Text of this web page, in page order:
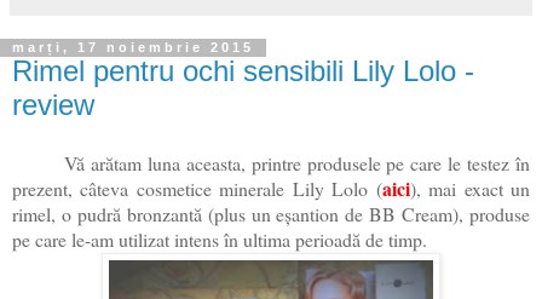
marți, 17 noiembrie 2015
Rimel pentru ochi sensibili Lily Lolo -
review
Vă arătam luna aceasta, printre produsele pe care le testez în
prezent, câteva cosmetice minerale Lily Lolo (aici), mai exact un
rimel, o pudră bronzantă (plus un eșantion de BB Cream), produse
pe care le-am utilizat intens în ultima perioadă de timp.